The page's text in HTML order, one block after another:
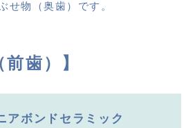
せ物（奥歯）です。
歯）】
アボンドセラミック